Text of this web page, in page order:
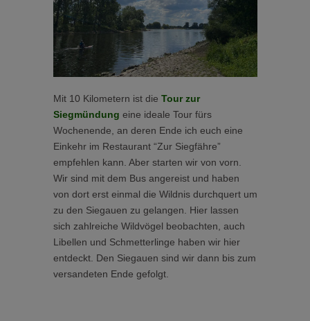
Mit 10 Kilometern ist die Tour zur
Siegmündung eine ideale Tour fürs
Wochenende, an deren Ende ich euch eine
Einkehr im Restaurant “Zur Siegfähre”
empfehlen kann. Aber starten wir von vorn.
Wir sind mit dem Bus angereist und haben
von dort erst einmal die Wildnis durchquert um
zu den Siegauen zu gelangen. Hier lassen
sich zahlreiche Wildvögel beobachten, auch
Libellen und Schmetterlinge haben wir hier
entdeckt. Den Siegauen sind wir dann bis zum
versandeten Ende gefolgt.